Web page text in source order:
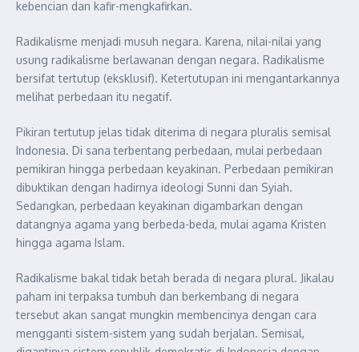
kebencian dan kafir-mengkafirkan.
Radikalisme menjadi musuh negara. Karena, nilai-nilai yang
usung radikalisme berlawanan dengan negara. Radikalisme
bersifat tertutup (eksklusif). Ketertutupan ini mengantarkannya
melihat perbedaan itu negatif.
Pikiran tertutup jelas tidak diterima di negara pluralis semisal
Indonesia. Di sana terbentang perbedaan, mulai perbedaan
pemikiran hingga perbedaan keyakinan. Perbedaan pemikiran
dibuktikan dengan hadirnya ideologi Sunni dan Syiah.
Sedangkan, perbedaan keyakinan digambarkan dengan
datangnya agama yang berbeda-beda, mulai agama Kristen
hingga agama Islam.
Radikalisme bakal tidak betah berada di negara plural. Jikalau
paham ini terpaksa tumbuh dan berkembang di negara
tersebut akan sangat mungkin membencinya dengan cara
mengganti sistem-sistem yang sudah berjalan. Semisal,